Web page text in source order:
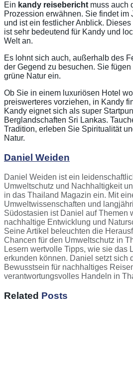
Ein kandy reisebericht muss auch
Prozession erwähnen. Sie findet im
und ist ein festlicher Anblick.
ist sehr bedeutend für Kandy und
Welt an.
Es lohnt sich auch, außerhalb des
der Gegend zu besuchen. Sie
grüne Natur ein.
Ob Sie in einem luxuriösen Hotel
preiswerteres vorziehen, in Kandy
Kandy eignet sich als super
Berglandschaften Sri Lankas.
Tradition, erleben Sie Spiritualität
Natur.
Daniel Weiden
Daniel Weiden ist ein
Umweltschutz und Nachhaltigkeit
in das Thailand Magazin ein. Mit
Umweltwissenschaften und
Südostasien ist Daniel auf Themen
nachhaltige Entwicklung und
Seine Artikel beleuchten die
Chancen für den Umweltschutz in
Lesern wertvolle Tipps, wie sie das
erkunden können. Daniel setzt sich
Bewusstsein für nachhaltiges
verantwortungsvolles Handeln in
Related Posts